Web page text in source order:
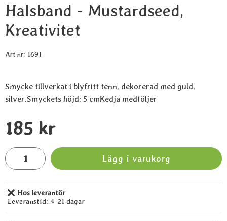
Halsband - Mustardseed,
Kreativitet
Art nr: 1691
Smycke tillverkat i blyfritt tenn, dekorerad med guld,
silver.Smyckets höjd: 5 cmKedja medföljer
pris
185 kr
antal
Lägg i varukorg
Tillgänglighet:
Hos leverantör
Leveranstid: 4-21 dagar